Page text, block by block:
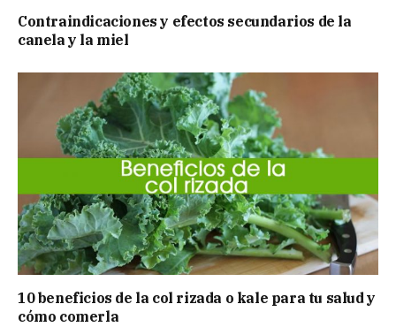
Contraindicaciones y efectos secundarios de la
canela y la miel
10 beneficios de la col rizada o kale para tu salud y
cómo comerla